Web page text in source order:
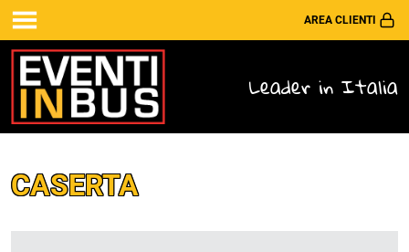
AREA CLIENTI
Leader in Italia
CASERTA